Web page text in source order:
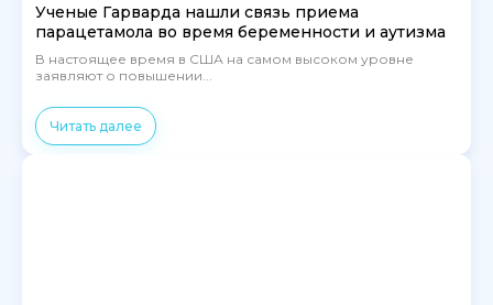
Ученые Гарварда нашли связь приема
парацетамола во время беременности и аутизма
В настоящее время в США на самом высоком уровне
заявляют о повышении...
Читать далее